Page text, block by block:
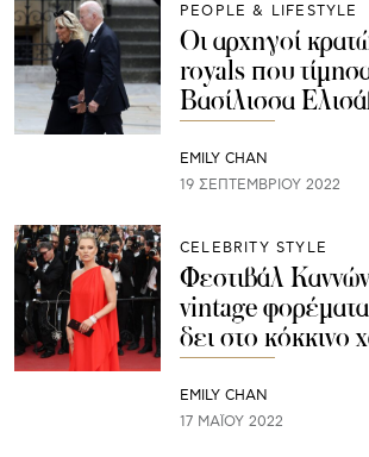
PEOPLE & LIFESTYLE
Οι αρχηγοί
royals που
Βασίλισσα
EMILY CHAN
19 ΣΕΠΤΕΜΒΡΊΟΥ 2022
CELEBRITY STYLE
Φεστιβάλ
vintage
δει στο κόκκινο
EMILY CHAN
17 ΜΑΪ́ΟΥ 2022